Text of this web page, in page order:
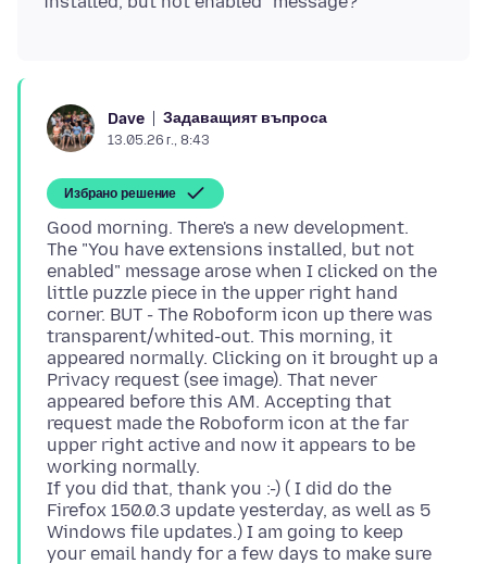
Dave Задаващият въпроса
13.05.26 г., 8:43
Избрано решение
Good morning. There's a new development.
The "You have extensions installed, but not
enabled" message arose when I clicked on the
little puzzle piece in the upper right hand
corner. BUT - The Roboform icon up there was
transparent/whited-out. This morning, it
appeared normally. Clicking on it brought up a
Privacy request (see image). That never
appeared before this AM. Accepting that
request made the Roboform icon at the far
upper right active and now it appears to be
working normally.
If you did that, thank you :-) ( I did do the
Firefox 150.0.3 update yesterday, as well as 5
Windows file updates.) I am going to keep
your email handy for a few days to make sure